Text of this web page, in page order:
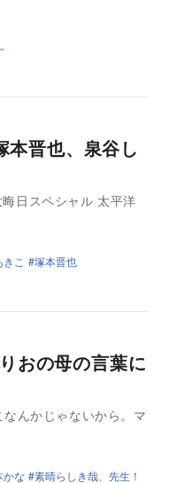
本晋也、泉谷し
日スペシャル 太平洋
こ
塚本晋也
おの母の言葉に
んかじゃないから。マ
かな
素晴らしき哉、先生！